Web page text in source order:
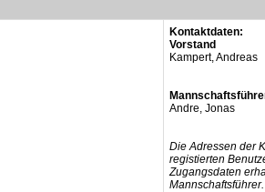
Kontaktdaten:
Vorstand
Kampert, Andreas
Andre, Jonas
Die Adressen der
registierten
Zugangsdaten
Mannschaftsführer.